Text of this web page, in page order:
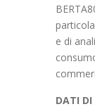
e di
DATI